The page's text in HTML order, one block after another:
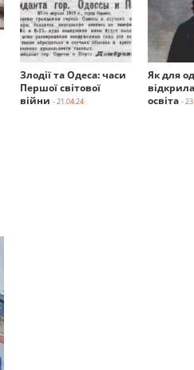
Злодії та Одеса: часи
Першої світової
війни - 21.04.24
Як для
освіта -